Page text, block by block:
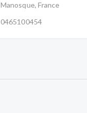
Manosque, France
0465100454